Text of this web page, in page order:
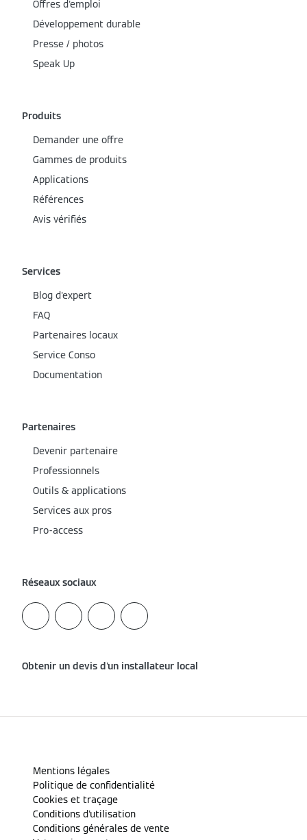
Offres d'emploi
Développement durable
Presse / photos
Speak Up
Produits
Demander une offre
Gammes de produits
Applications
Références
Avis vérifiés
Services
Blog d'expert
FAQ
Partenaires locaux
Service Conso
Documentation
Partenaires
Devenir partenaire
Professionnels
Outils & applications
Services aux pros
Pro-access
Réseaux sociaux
Obtenir un devis d'un installateur local
Mentions légales
Politique de confidentialité
Cookies et traçage
Conditions d'utilisation
Conditions générales de vente